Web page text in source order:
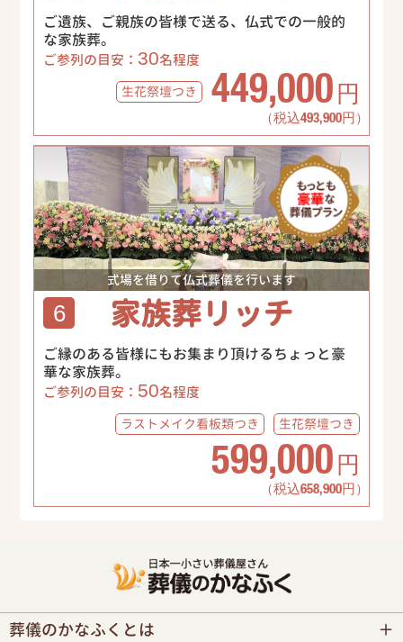
ご遺族、ご親族の皆様で送る、仏式での一般的
な家族葬。
ご参列の目安： 30名程度
生花祭壇つき 449,000 円
（税込493,900円）
式場を借りて仏式葬儀を行います
6 家族葬リッチ
ご縁のある皆様にもお集まり頂けるちょっと豪
華な家族葬。
ご参列の目安： 50名程度
ラストメイク看板類つき 生花祭壇つき
599,000 円
（税込658,900円）
葬儀のかなふくとは